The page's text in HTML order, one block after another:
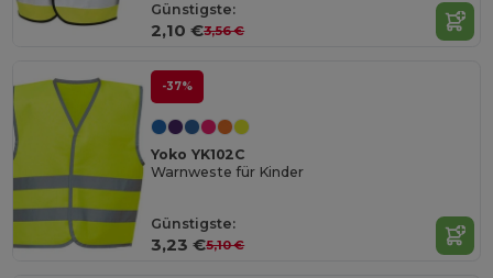
Günstigste:
2,10 €3,56 €
-37%
Yoko YK102C
Warnweste für Kinder
Günstigste:
3,23 €5,10 €